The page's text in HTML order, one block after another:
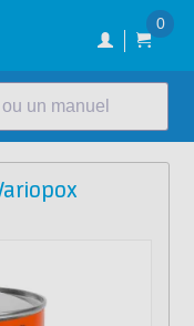
0
un manuel